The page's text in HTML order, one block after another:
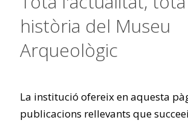
història del Museu
Arqueològic
La institució ofereix en aquesta
publicacions rellevants que